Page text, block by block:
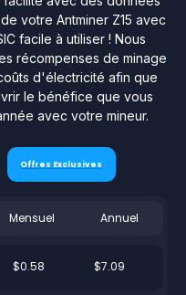
votre Antminer Z15 avec
facile à utiliser ! Nous
récompenses de minage
d'électricité afin que
le bénéfice que vous
avec votre mineur.
Offres Exclusives
Mensuel Annuel
$0.58 $7.09